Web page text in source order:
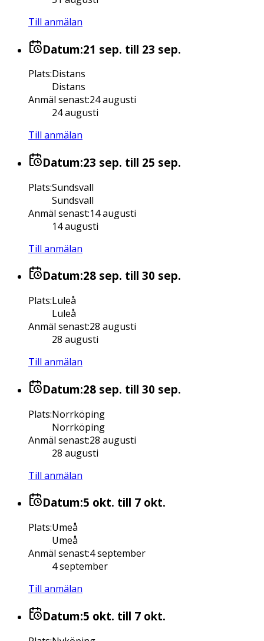
Till anmälan
Datum:21 sep. till 23 sep.
Plats:Distans
Distans
Anmäl senast:24 augusti
24 augusti
Till anmälan
Datum:23 sep. till 25 sep.
Plats:Sundsvall
Sundsvall
Anmäl senast:14 augusti
14 augusti
Till anmälan
Datum:28 sep. till 30 sep.
Plats:Luleå
Luleå
Anmäl senast:28 augusti
28 augusti
Till anmälan
Datum:28 sep. till 30 sep.
Plats:Norrköping
Norrköping
Anmäl senast:28 augusti
28 augusti
Till anmälan
Datum:5 okt. till 7 okt.
Plats:Umeå
Umeå
Anmäl senast:4 september
4 september
Till anmälan
Datum:5 okt. till 7 okt.